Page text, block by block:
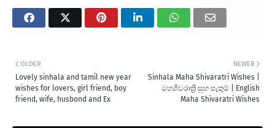
NEWER
Sinhala Maha Shivaratri Wishes |
මහශිවරාත්‍රි සුභ පැතුම් | English
Maha Shivaratri Wishes
OLDER
Lovely sinhala and tamil new year
wishes for lovers, girl friend, boy
friend, wife, husbond and Ex